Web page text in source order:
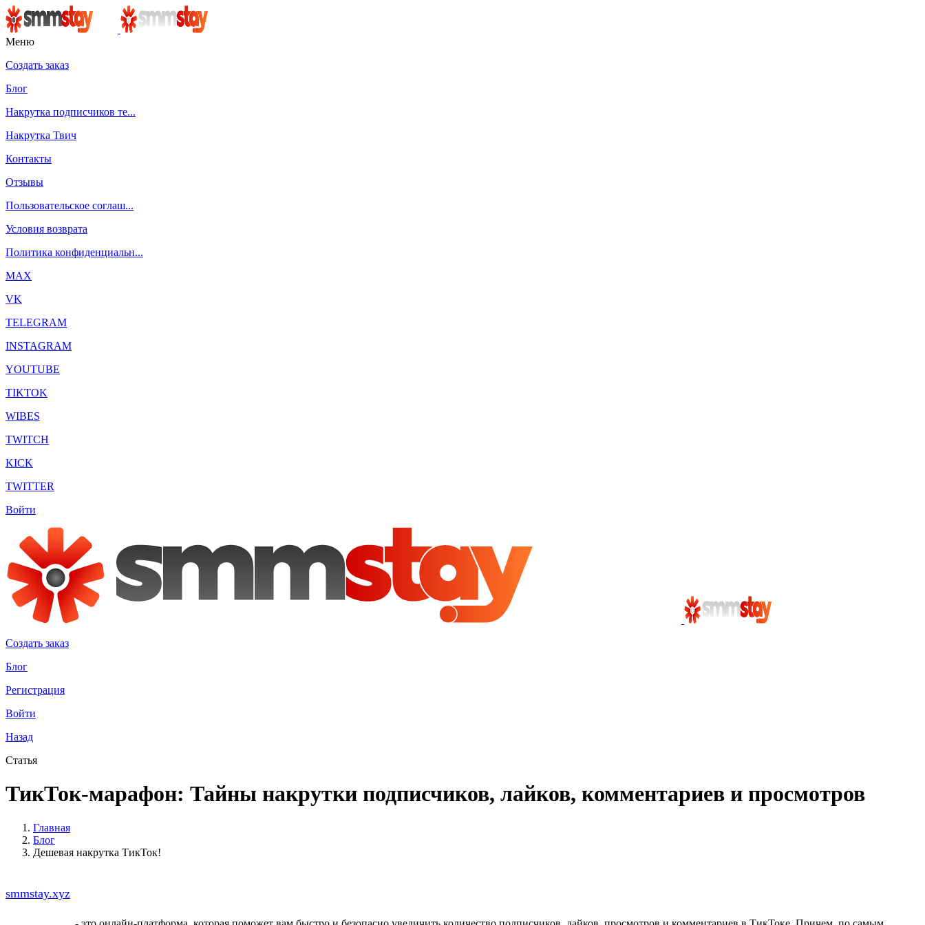
Меню
Создать заказ
Блог
Накрутка подписчиков те...
Накрутка Твич
Контакты
Отзывы
Пользовательское соглаш...
Условия возврата
Политика конфиденциальн...
MAX
VK
TELEGRAM
INSTAGRAM
YOUTUBE
TIKTOK
WIBES
TWITCH
KICK
TWITTER
Войти
Создать заказ
Блог
Регистрация
Войти
Назад
Статья
ТикТок-марафон: Тайны накрутки подписчиков, лайков, комментариев и просмотров
Главная
Блог
Дешевая накрутка ТикТок!
smmstay.xyz